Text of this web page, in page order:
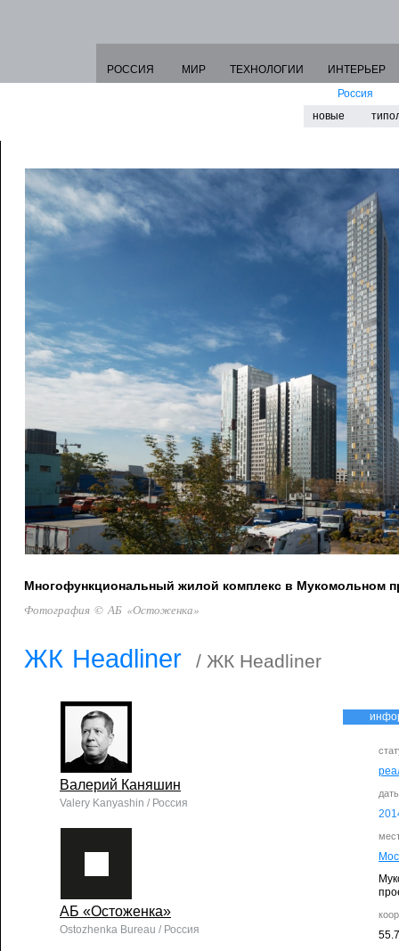
РОССИЯ МИР ТЕХНОЛОГИИ
ИНТЕРЬЕР
Россия
новые
Многофункциональный жилой комплекс в Мукомольном
Фотография © АБ «Остоженка»
ЖК Headliner / ЖК Headliner
Валерий Каняшин
Valery Kanyashin / Россия
АБ «Остоженка»
Ostozhenka Bureau / Россия